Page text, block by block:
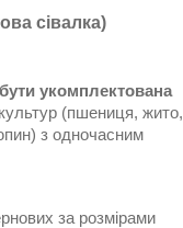
сівалка)
укомплектована
(пшениця, жито,
з одночасним
за розмірами